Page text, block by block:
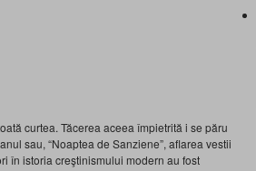
curtea. Tăcerea aceea împietrită i se păru
sau, “Noaptea de Sanziene”, aflarea vestii
în istoria creştinismului modern au fost